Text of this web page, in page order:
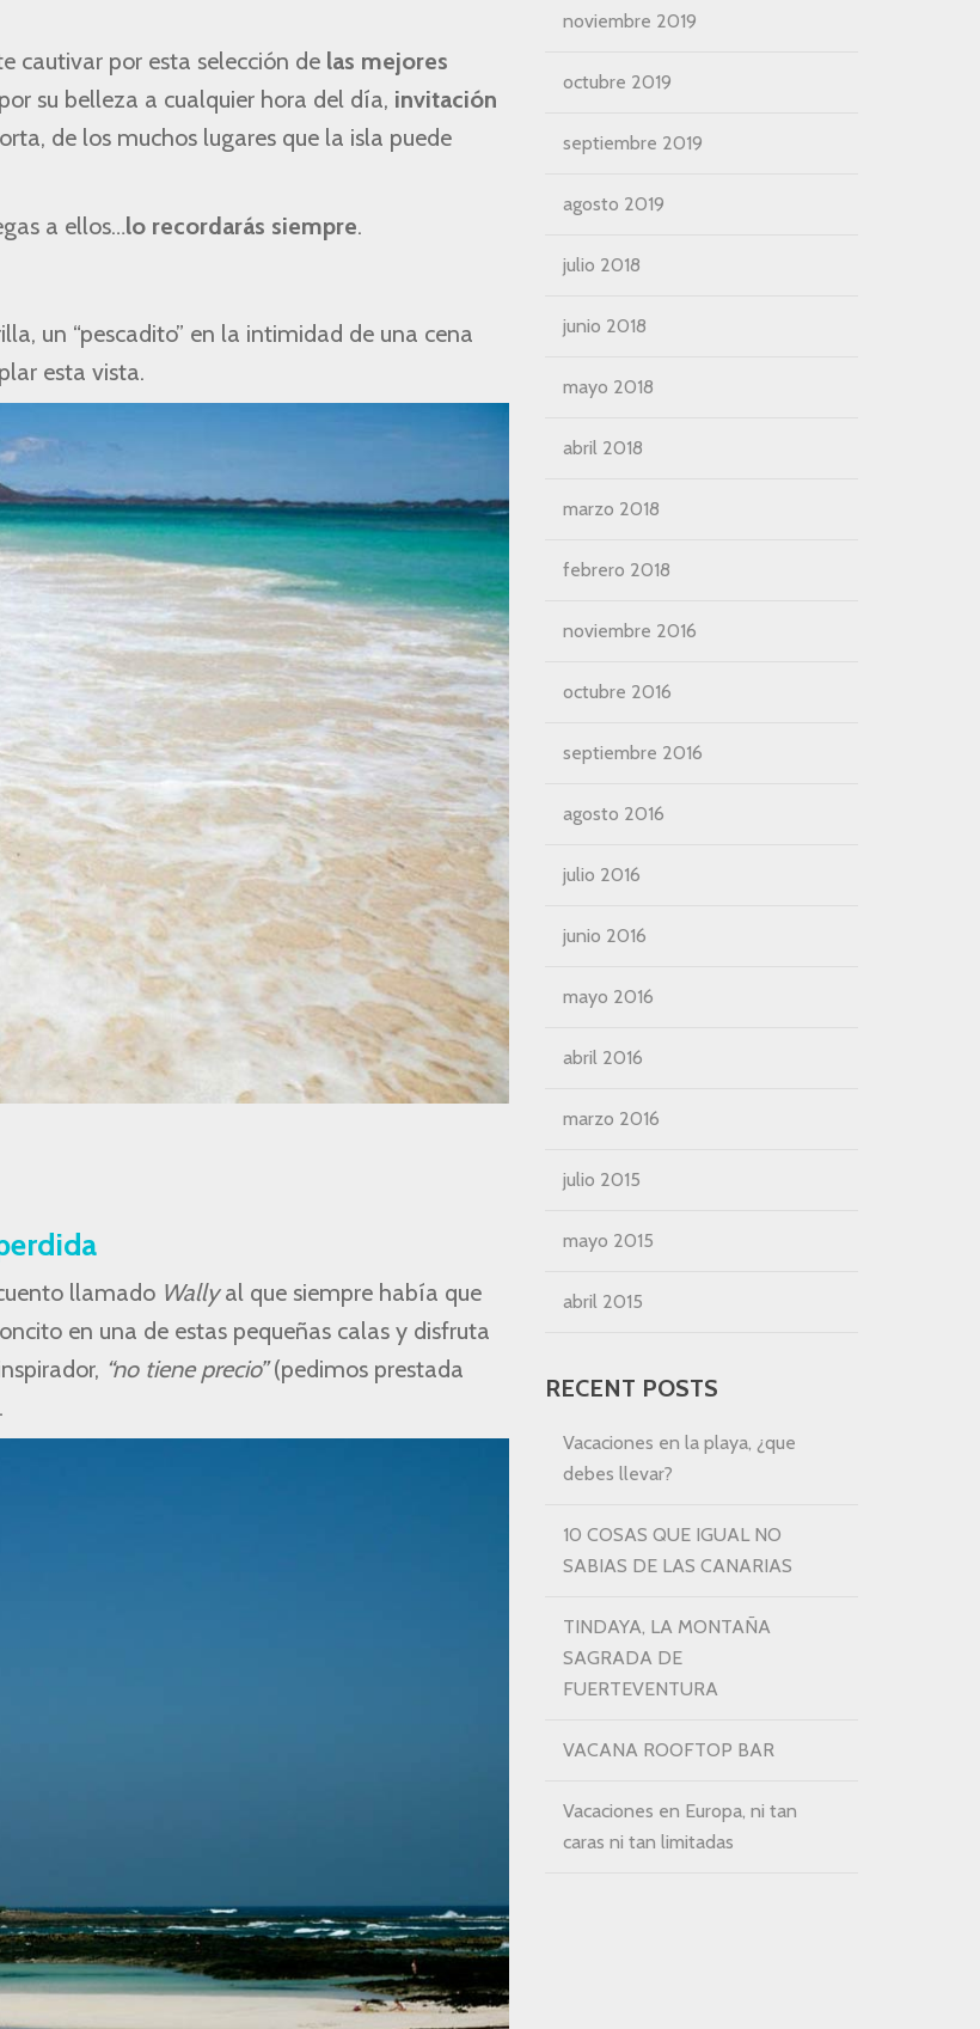
cautivar por esta selección de las mejores
su belleza a cualquier hora del día, invitación
de los muchos lugares que la isla puede
a ellos…lo recordarás siempre.
un “pescadito” en la intimidad de una cena
esta vista.
llamado Wallyal que siempre había que
en una de estas pequeñas calas y disfruta
“no tiene precio”(pedimos prestada
noviembre 2019
octubre 2019
septiembre 2019
agosto 2019
julio 2018
junio 2018
mayo 2018
abril 2018
marzo 2018
febrero 2018
noviembre 2016
octubre 2016
septiembre 2016
agosto 2016
julio 2016
junio 2016
mayo 2016
abril 2016
marzo 2016
julio 2015
mayo 2015
abril 2015
RECENT POSTS
Vacaciones en la playa, ¿que
debes llevar?
10 COSAS QUE IGUAL NO
SABIAS DE LAS CANARIAS
TINDAYA, LA MONTAÑA
SAGRADA DE
FUERTEVENTURA
VACANA ROOFTOP BAR
Vacaciones en Europa, ni tan
caras ni tan limitadas